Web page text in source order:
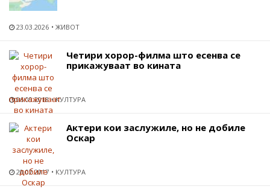
23.03.2026 ЖИВОТ
Четири хорор-филма што есенва се
прикажуваат во кината
06.09.2018 КУЛТУРА
Актери кои заслужиле, но не добиле
Оскар
20.02.2017 КУЛТУРА